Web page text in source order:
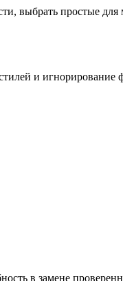
выбрать простые
и игнорирование
в замене